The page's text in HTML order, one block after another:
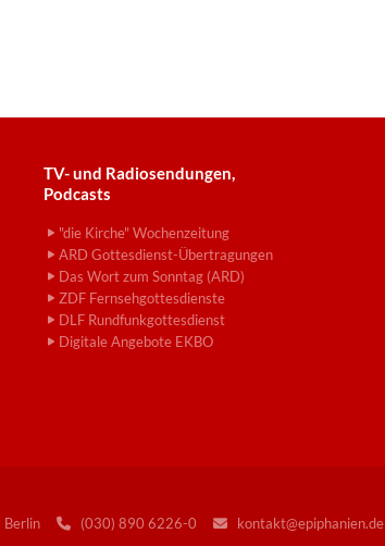
TV- und Radiosendungen,
Podcasts
"die Kirche" Wochenzeitung
ARD Gottesdienst-Übertragungen
Das Wort zum Sonntag (ARD)
ZDF Fernsehgottesdienste
DLF Rundfunkgottesdienst
Digitale Angebote EKBO
Berlin (030) 890 6226-0 kontakt@epiphanien.de